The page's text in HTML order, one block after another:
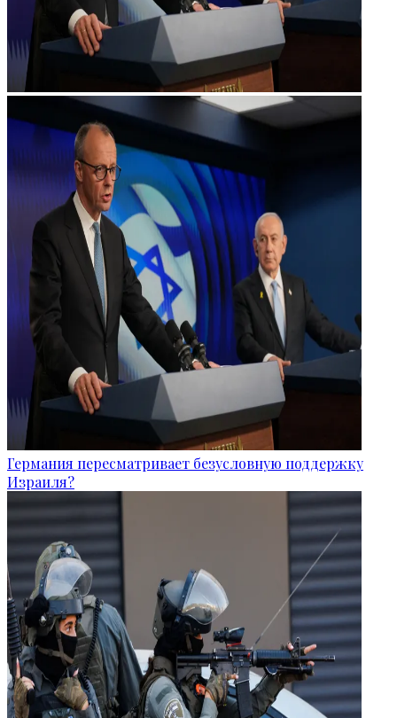
Германия пересматривает безусловную поддержку
Израиля?